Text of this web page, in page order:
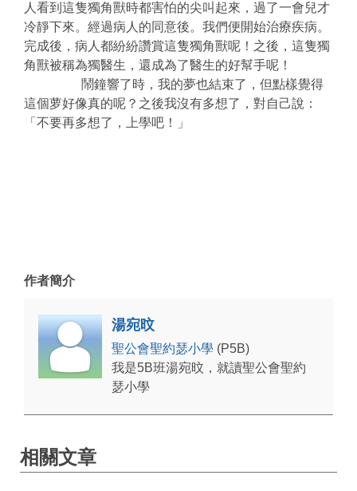
人看到這隻獨角獸時都害怕的尖叫起來，過了一會兒才
冷靜下來。經過病人的同意後。我們便開始治療疾病。
完成後，病人都紛紛讚賞這隻獨角獸呢！之後，這隻獨
角獸被稱為獨醫生，還成為了醫生的好幫手呢！
鬧鐘響了時，我的夢也結束了，但點樣覺得
這個萝好像真的呢？之後我沒有多想了，對自己說：
「不要再多想了，上學吧！」
作者簡介
湯宛旼
聖公會聖約瑟小學 (P5B)
我是5B班湯宛旼，就讀聖公會聖約
瑟小學
相關文章